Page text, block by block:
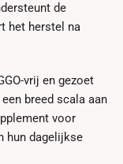
de
het herstel na
vrij en gezoet
breed scala aan
voor
hun dagelijkse